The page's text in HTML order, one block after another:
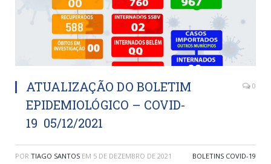
ATUALIZAÇÃO DO BOLETIM
EPIDEMIOLÓGICO – COVID-
19 05/12/2021
0
POR TIAGO SANTOS EM 5 DE DEZEMBRO DE 2021 BOLETINS COVID-19